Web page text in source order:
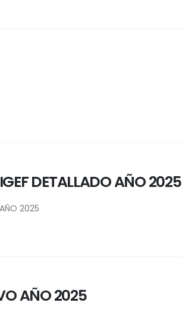
DETALLADO AÑO 2025
AÑO 2025
AÑO 2025